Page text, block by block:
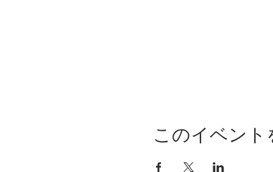
このイベント